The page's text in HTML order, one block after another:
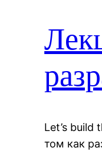
Let’s build
том как